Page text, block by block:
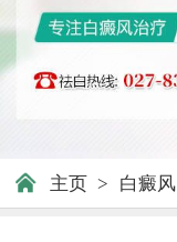
主页 > 白癜风